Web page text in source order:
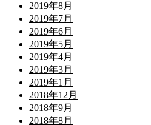
2019年8月
2019年7月
2019年6月
2019年5月
2019年4月
2019年3月
2019年1月
2018年12月
2018年9月
2018年8月